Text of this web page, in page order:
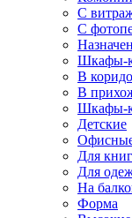
С
С
Шкафы-
В
В
Шкафы-
Детские
Для книг
Для
На
Форма